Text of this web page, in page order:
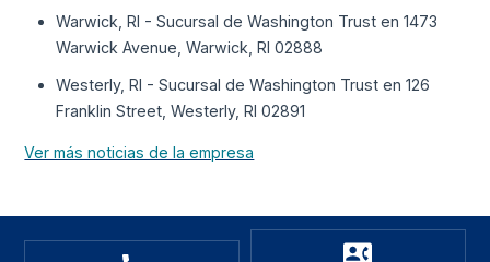
Warwick, RI - Sucursal de Washington Trust en 1473
Warwick Avenue, Warwick, RI 02888
Westerly, RI - Sucursal de Washington Trust en 126
Franklin Street, Westerly, RI 02891
Ver más noticias de la empresa